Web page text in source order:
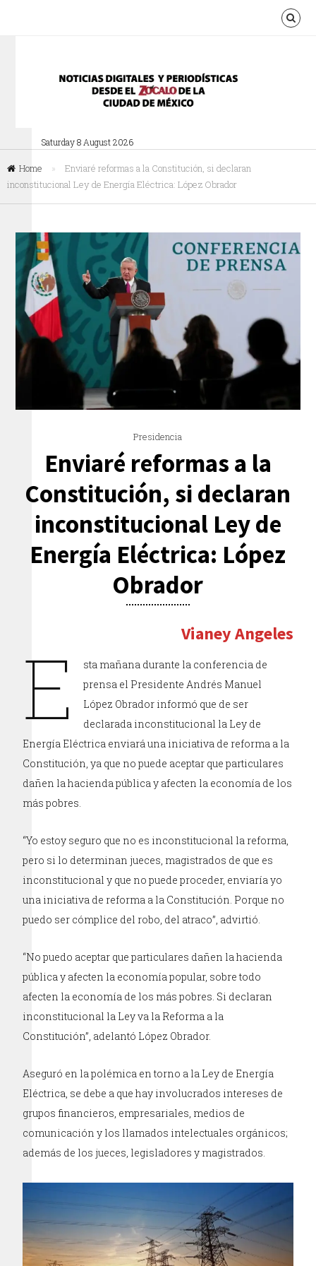
Saturday 8 August 2026
Home »
Enviaré reformas a la Constitución, si declaran
inconstitucional Ley de Energía Eléctrica: López Obrador
Presidencia
Enviaré reformas a la
Constitución, si declaran
inconstitucional Ley de
Energía Eléctrica: López
Obrador
Vianey Angeles
E
sta mañana durante la conferencia de
prensa el Presidente Andrés Manuel
López Obrador informó que de ser
declarada inconstitucional la Ley de
Energía Eléctrica enviará una iniciativa de reforma a la
Constitución, ya que no puede aceptar que particulares
dañen la hacienda pública y afecten la economía de los
más pobres.
“Yo estoy seguro que no es inconstitucional la reforma,
pero si lo determinan jueces, magistrados de que es
inconstitucional y que no puede proceder, enviaría yo
una iniciativa de reforma a la Constitución. Porque no
puedo ser cómplice del robo, del atraco”, advirtió.
“No puedo aceptar que particulares dañen la hacienda
pública y afecten la economía popular, sobre todo
afecten la economía de los más pobres. Si declaran
inconstitucional la Ley va la Reforma a la
Constitución”, adelantó López Obrador.
Aseguró en la polémica en torno a la Ley de Energía
Eléctrica, se debe a que hay involucrados intereses de
grupos financieros, empresariales, medios de
comunicación y los llamados intelectuales orgánicos;
además de los jueces, legisladores y magistrados.